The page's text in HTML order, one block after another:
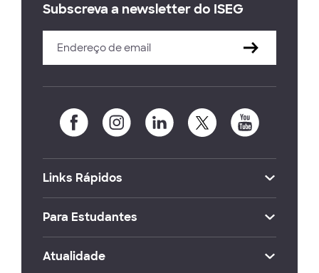
Subscreva a newsletter do ISEG
Links Rápidos
Para Estudantes
Atualidade